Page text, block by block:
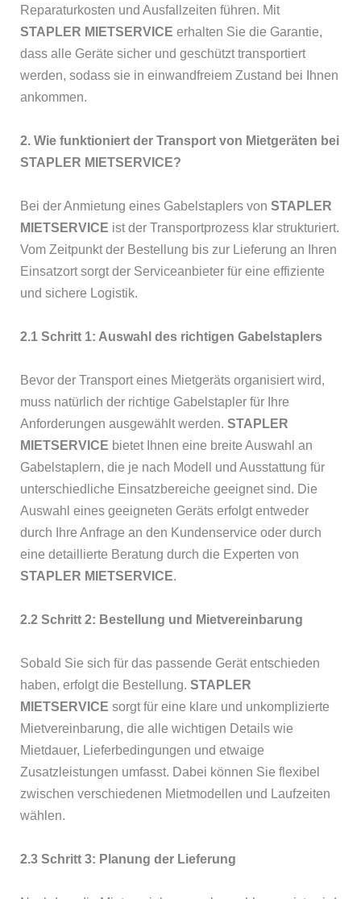
Reparaturkosten und Ausfallzeiten führen. Mit
STAPLER MIETSERVICE erhalten Sie die Garantie,
dass alle Geräte sicher und geschützt transportiert
werden, sodass sie in einwandfreiem Zustand bei Ihnen
ankommen.
2. Wie funktioniert der Transport von Mietgeräten bei
STAPLER MIETSERVICE?
Bei der Anmietung eines Gabelstaplers von STAPLER
MIETSERVICE ist der Transportprozess klar strukturiert.
Vom Zeitpunkt der Bestellung bis zur Lieferung an Ihren
Einsatzort sorgt der Serviceanbieter für eine effiziente
und sichere Logistik.
2.1 Schritt 1: Auswahl des richtigen Gabelstaplers
Bevor der Transport eines Mietgeräts organisiert wird,
muss natürlich der richtige Gabelstapler für Ihre
Anforderungen ausgewählt werden. STAPLER
MIETSERVICE bietet Ihnen eine breite Auswahl an
Gabelstaplern, die je nach Modell und Ausstattung für
unterschiedliche Einsatzbereiche geeignet sind. Die
Auswahl eines geeigneten Geräts erfolgt entweder
durch Ihre Anfrage an den Kundenservice oder durch
eine detaillierte Beratung durch die Experten von
STAPLER MIETSERVICE.
2.2 Schritt 2: Bestellung und Mietvereinbarung
Sobald Sie sich für das passende Gerät entschieden
haben, erfolgt die Bestellung. STAPLER
MIETSERVICE sorgt für eine klare und unkomplizierte
Mietvereinbarung, die alle wichtigen Details wie
Mietdauer, Lieferbedingungen und etwaige
Zusatzleistungen umfasst. Dabei können Sie flexibel
zwischen verschiedenen Mietmodellen und Laufzeiten
wählen.
2.3 Schritt 3: Planung der Lieferung